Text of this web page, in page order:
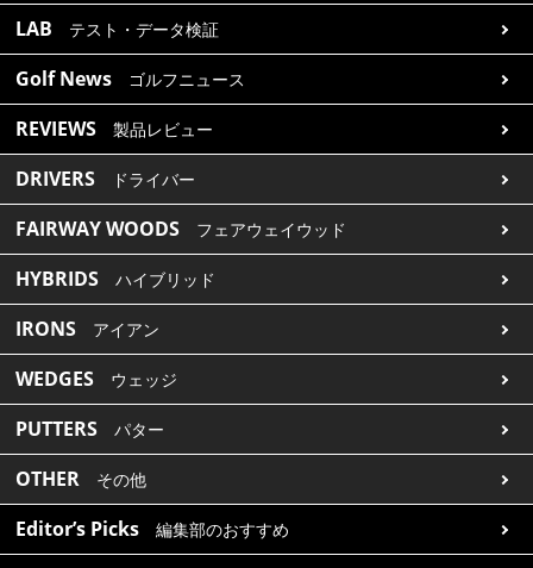
LAB テスト・データ検証
Golf News ゴルフニュース
REVIEWS 製品レビュー
DRIVERS ドライバー
FAIRWAY WOODS フェアウェイウッド
HYBRIDS ハイブリッド
IRONS アイアン
WEDGES ウェッジ
PUTTERS パター
OTHER その他
Editor’s Picks 編集部のおすすめ